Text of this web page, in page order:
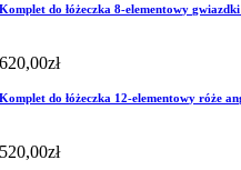
Komplet do łóżeczka 8-elementowy
620,00zł
Komplet do łóżeczka 12-elementowy róże
520,00zł